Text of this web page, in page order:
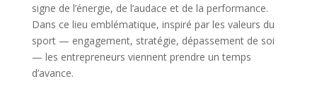
signe de l’énergie, de l’audace et de la performance.
Dans ce lieu emblématique, inspiré par les valeurs du
sport — engagement, stratégie, dépassement de soi
— les entrepreneurs viennent prendre un temps
d’avance.